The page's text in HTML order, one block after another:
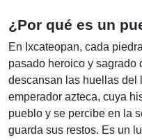
¿Por qué es un
En Ixcateopan, cada
pasado heroico y
descansan las huellas del
emperador azteca, cuya
pueblo y se percibe en la
guarda sus restos. Es un